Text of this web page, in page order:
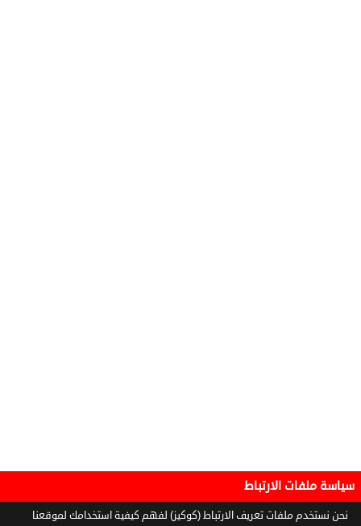
سياسة ملفات الارتباط
نحن نستخدم ملفات تعريف الارتباط (كوكيز) لفهم كيفية استخدامك لموقعنا